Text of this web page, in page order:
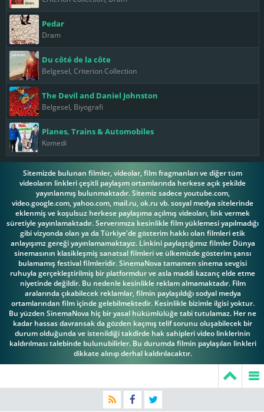
Pedar
Dram
Du côté de la côte
Belgesel, Criterion Collection
The Devil and Daniel Johnston
Belgesel, Biyografi
Planes, Trains & Automobiles
Komedi
Sitemizde bulunan filmler, videolar, film fragmanları ve diğer tüm
videoların linkleri çeşitli paylaşım ortamlarında herkese açık şekilde
yayınlanmış bulunmaktadır. Sitemiz sadece youtube.com,
video.google.com, yahoo.com, mail.ru, ok.ru vb. sosyal medya sitelerinde
eklenmiş ve koşulsuz herkese paylaşıma açılmış videoları, link vermek
süretiyle yayınlamaktadır. Serverımıza kesinlikle film yüklemesi yapılmadığı
gibi vizyonda olan ya da Türkiye'de gösterim hakkı olan filmleri etik
anlayışımz gereği yayınlamamaktayız. Linkini paylaştığımız filmler Dünya
sinemasının klasikleşmiş sanatsal filmleri ve ülkemizde gösterim şansı
bulamamış festival filmleridir. SinemaNova tamamen sinema sevgisi
ruhuyla gerçekleştirilmiş bir platformdur ve asla maddi kazanç elde etme
niyetinde değildir. Bu nedenle kesinlikle reklam almamaktadır. Film
aralarında çıkabilecek reklamlar, filmin paylaşıldığı sodyal medya
ortamlarından film içinde gelebilmektedir. Kesinlikle bizimle ilgisi yoktur.
Bu yüzden SinemaNova hiç bir yasal hükümlülüğe tabi tutulamaz. Her ne
kadar hassas davransak da gözden kaçmış telif sorunu oluşabilecek bir
durum olduğunda ve istenildiği takdirde hak sahipleri video linklerinin
kaldırılması talebinde bulunubilirler. Bu durumda filmin paylaşılan linkleri
dikkate alınıp derhal kaldırılacaktır.